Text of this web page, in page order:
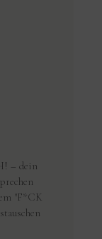
– dein
"F*CK